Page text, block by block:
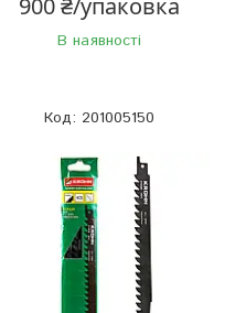
В наявності
201005150